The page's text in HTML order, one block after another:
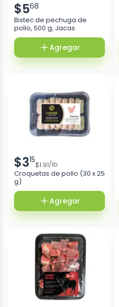
$568
Bistec de pechuga de
pollo, 500 g, Jacas
Agregar
$315$1.91/lb
Croquetas de pollo (30 x 25
g)
Agregar